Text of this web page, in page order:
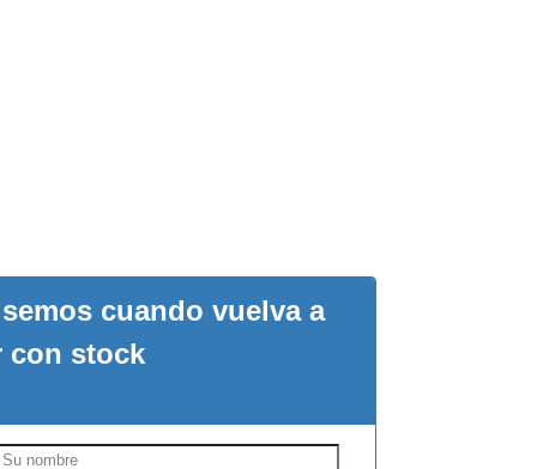
cuando vuelva a
con stock